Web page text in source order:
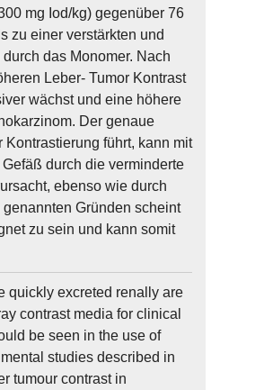
mg Iod/kg) gegenüber 76
zu einer verstärkten und
das Monomer. Nach
Leber- Tumor Kontrast
wächst und eine höhere
Der genaue
führt, kann mit
durch die verminderte
ebenso wie durch
Gründen scheint
zu sein und kann somit
quickly excreted renally are
contrast media for clinical
be seen in the use of
studies described in
tumour contrast in